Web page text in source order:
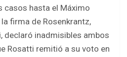
casos hasta el Máximo
firma de Rosenkrantz,
declaró inadmisibles ambos
Rosatti remitió a su voto en